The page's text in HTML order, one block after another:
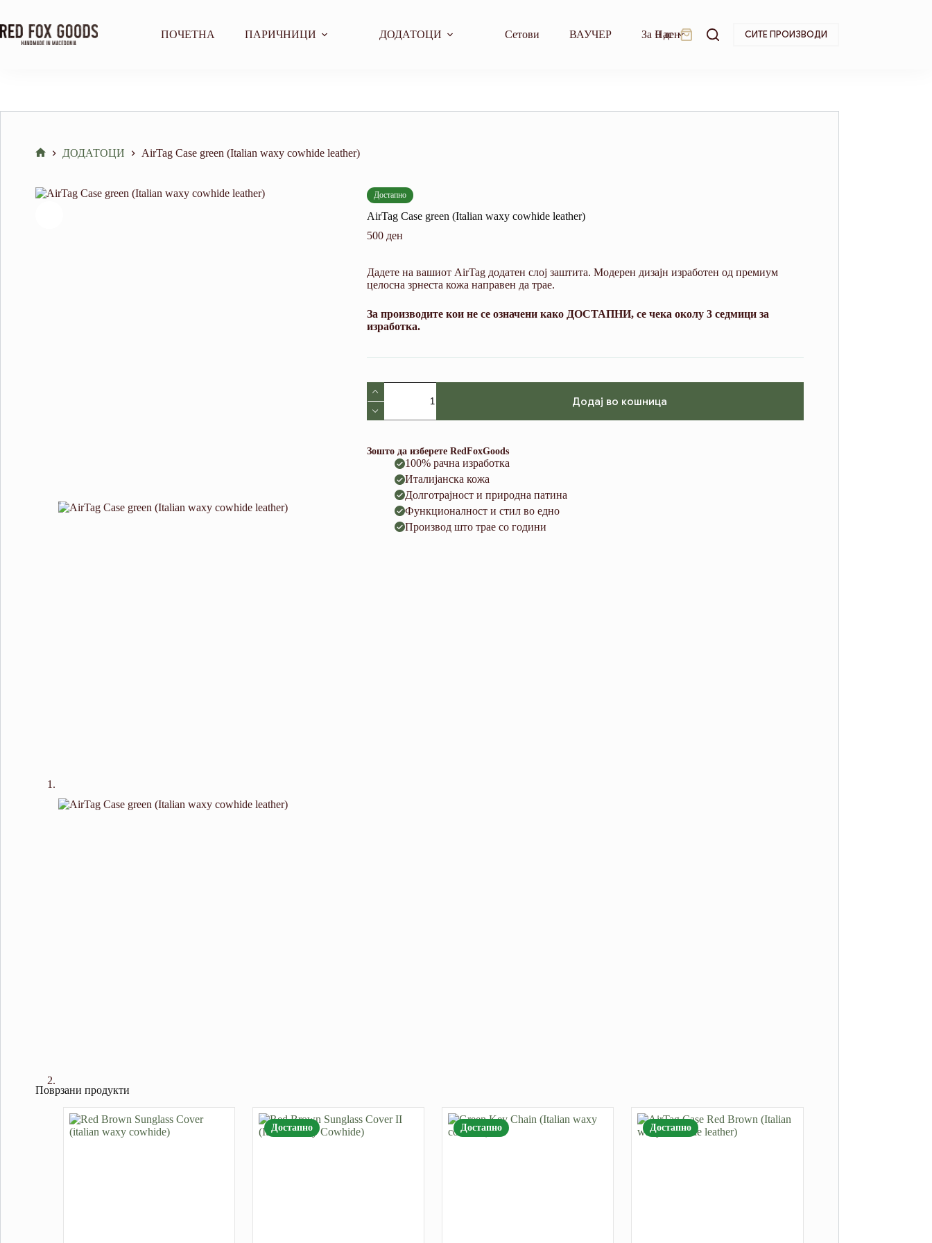
content
ПОЧЕТНА ПАРИЧНИЦИ ДОДАТОЦИ Сетови ВАУЧЕР За Нас
Shopping
0ден СИТЕ ПРОИЗВОДИ
ДОДАТОЦИ AirTag Case green (Italian waxy cowhide leather)
Достапно
AirTag Case green (Italian waxy cowhide leather)
500 ден
Дадете на вашиот AirTag додатен слој заштита. Модерен дизајн изработен од премиум
целосна зрнеста кожа направен да трае.
За производите кои не се означени како ДОСТАПНИ, се чека околу 3 седмици за
изработка.
AirTag
Case
green
(Italian
cowhide
leather)
количина
Додај во кошница
Зошто да изберете RedFoxGoods
100% рачна изработка
Италијанска кожа
Долготрајност и природна патина
Функционалност и стил во едно
Производ што трае со години
Поврзани продукти
Достапно Достапно Достапно